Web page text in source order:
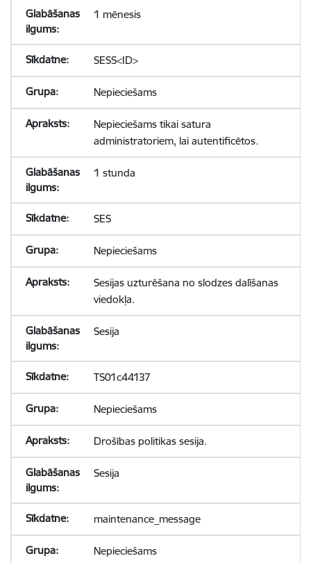
1 mēnesis
SESS<ID>
Nepieciešams
Nepieciešams tikai satura
administratoriem, lai autentificētos.
1 stunda
SES
Nepieciešams
Sesijas uzturēšana no slodzes dalīšanas
viedokļa.
Sesija
TS01c44137
Nepieciešams
Drošības politikas sesija.
Sesija
maintenance_message
Nepieciešams